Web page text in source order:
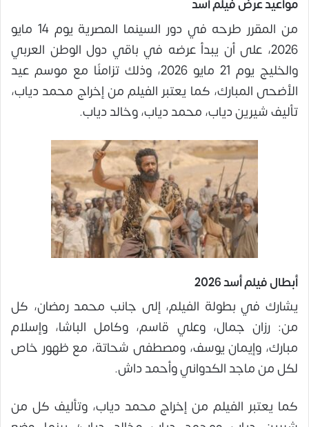
مواعيد عرض فيلم أسد
من المقرر طرحه في دور السينما المصرية يوم 14 مايو
2026، على أن يبدأ عرضه في باقي دول الوطن العربي
والخليج يوم 21 مايو 2026، وذلك تزامنًا مع موسم عيد
الأضحى المبارك، كما يعتبر الفيلم من إخراج محمد دياب،
تأليف شيرين دياب، محمد دياب، وخالد دياب.
أبطال فيلم أسد 2026
يشارك في بطولة الفيلم، إلى جانب محمد رمضان، كل
من: رزان جمال، وعلي قاسم، وكامل الباشا، وإسلام
مبارك، وإيمان يوسف، ومصطفى شحاتة، مع ظهور خاص
لكل من ماجد الكدواني وأحمد داش.
كما يعتبر الفيلم من إخراج محمد دياب، وتأليف كل من